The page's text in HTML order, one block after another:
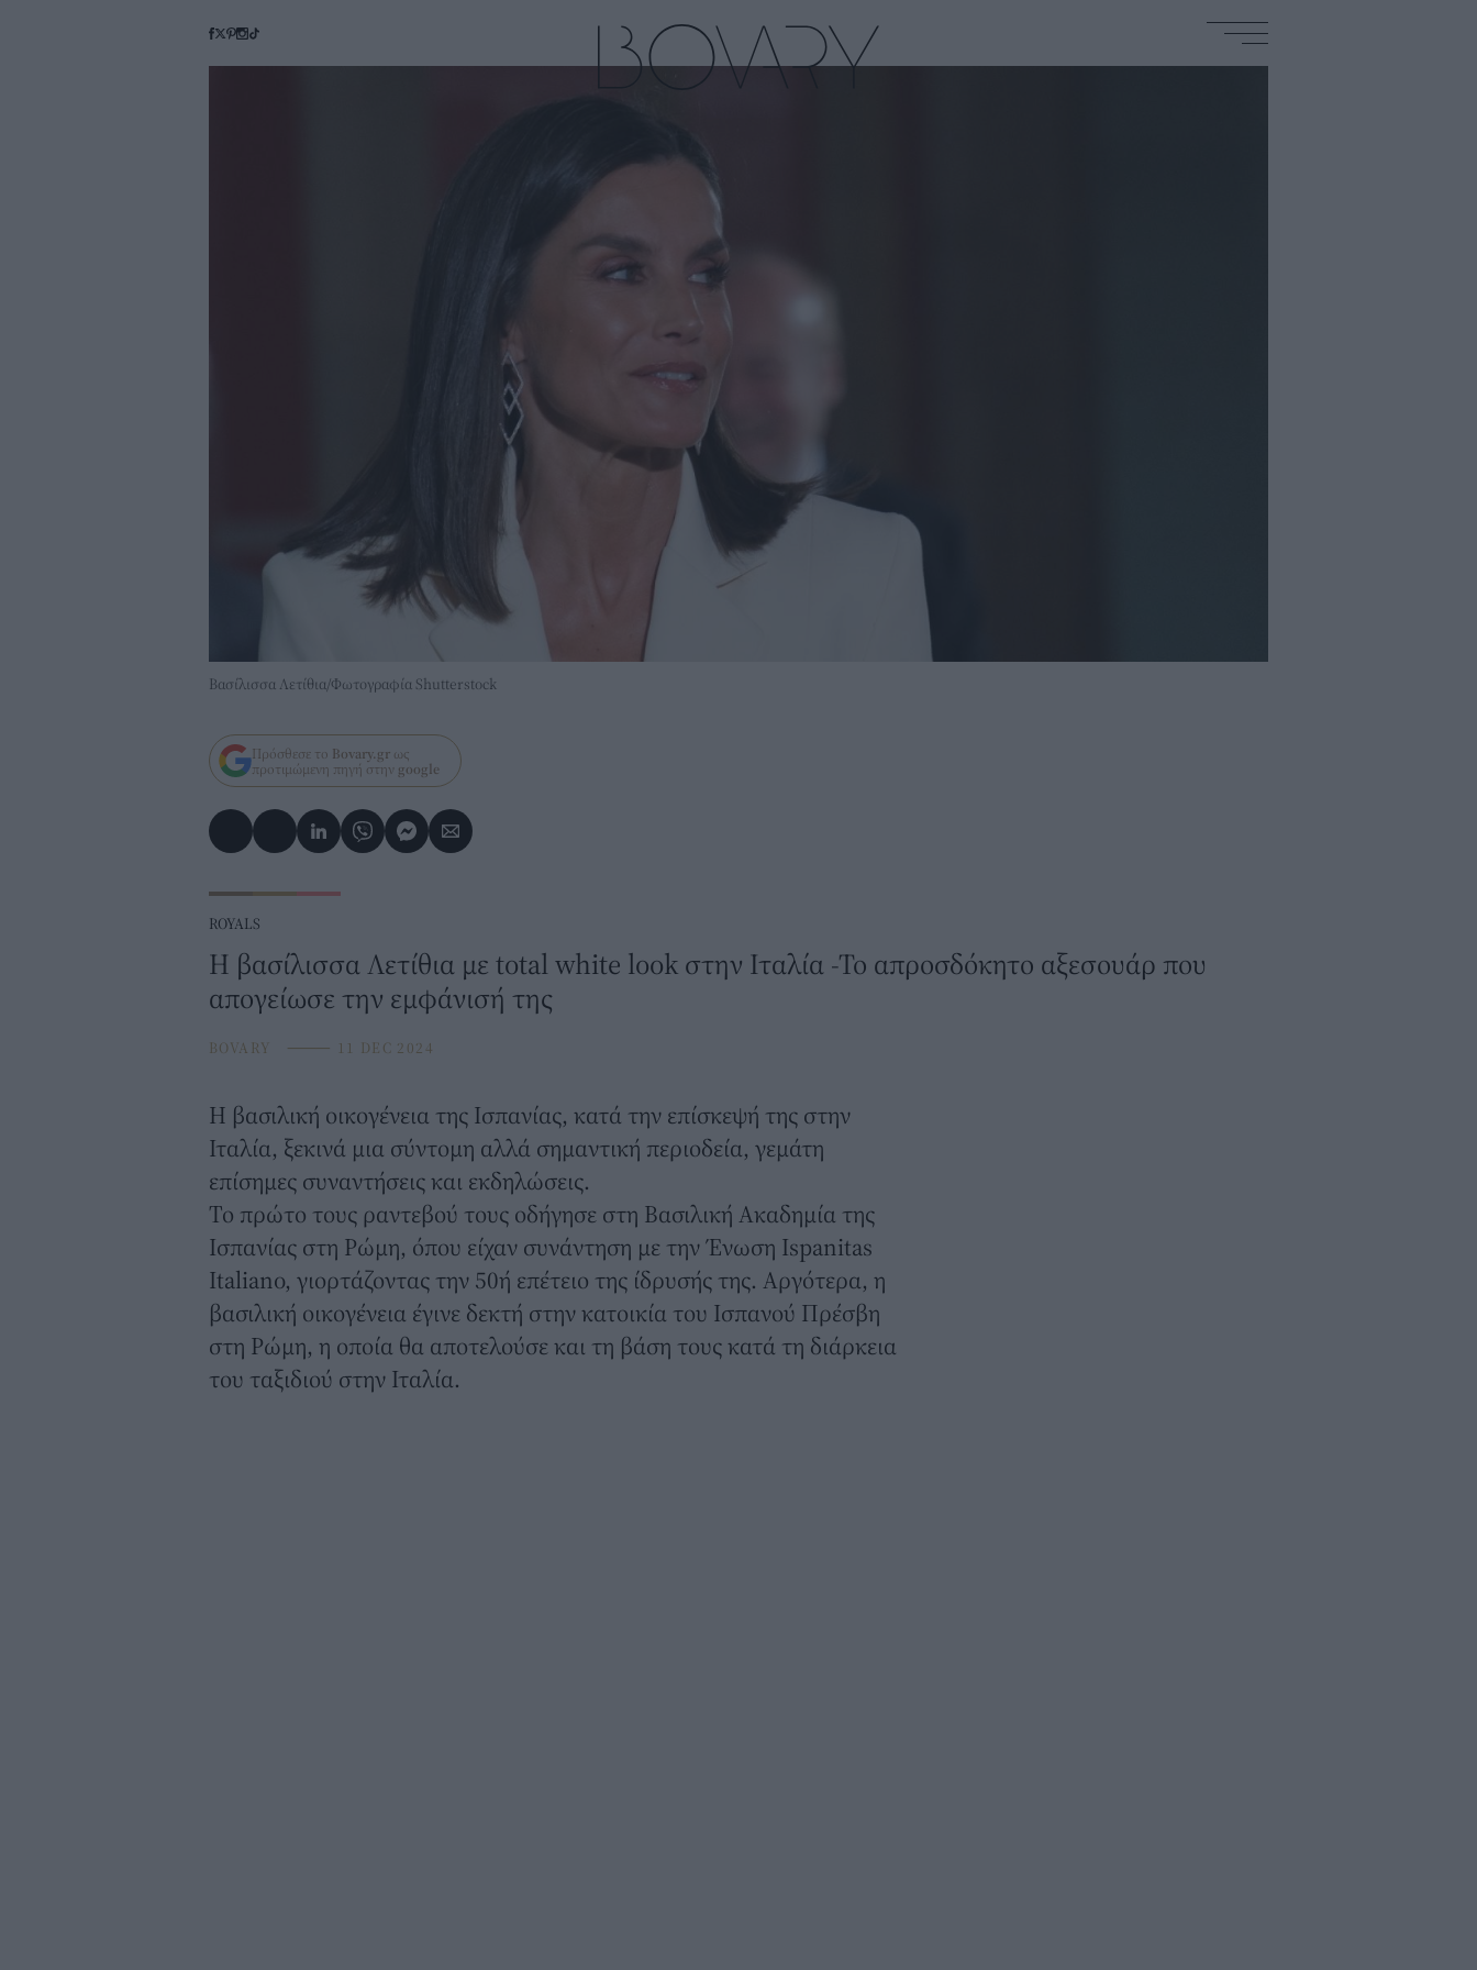
Βασίλισσα Λετίθια/Φωτογραφία Shutterstock
Πρόσθεσε το Bovary.gr ως
προτιμώμενη πηγή στην google
ROYALS
Η βασίλισσα Λετίθια με total white look στην Ιταλία -Το απροσδόκητο αξεσουάρ που
απογείωσε την εμφάνισή της
BOVARY ⸻ 11 DEC 2024
Η βασιλική οικογένεια της Ισπανίας, κατά την επίσκεψή της στην
Ιταλία, ξεκινά μια σύντομη αλλά σημαντική περιοδεία, γεμάτη
επίσημες συναντήσεις και εκδηλώσεις.
Το πρώτο τους ραντεβού τους οδήγησε στη Βασιλική Ακαδημία της
Ισπανίας στη Ρώμη, όπου είχαν συνάντηση με την Ένωση Ispanitas
Italiano, γιορτάζοντας την 50ή επέτειο της ίδρυσής της. Αργότερα, η
βασιλική οικογένεια έγινε δεκτή στην κατοικία του Ισπανού Πρέσβη
στη Ρώμη, η οποία θα αποτελούσε και τη βάση τους κατά τη διάρκεια
του ταξιδιού στην Ιταλία.